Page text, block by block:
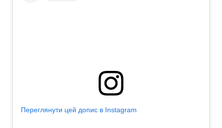
Переглянути цей допис в Instagram